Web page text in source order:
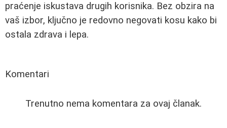
praćenje iskustava drugih korisnika. Bez obzira na
vaš izbor, ključno je redovno negovati kosu kako bi
ostala zdrava i lepa.
Komentari
Trenutno nema komentara za ovaj članak.